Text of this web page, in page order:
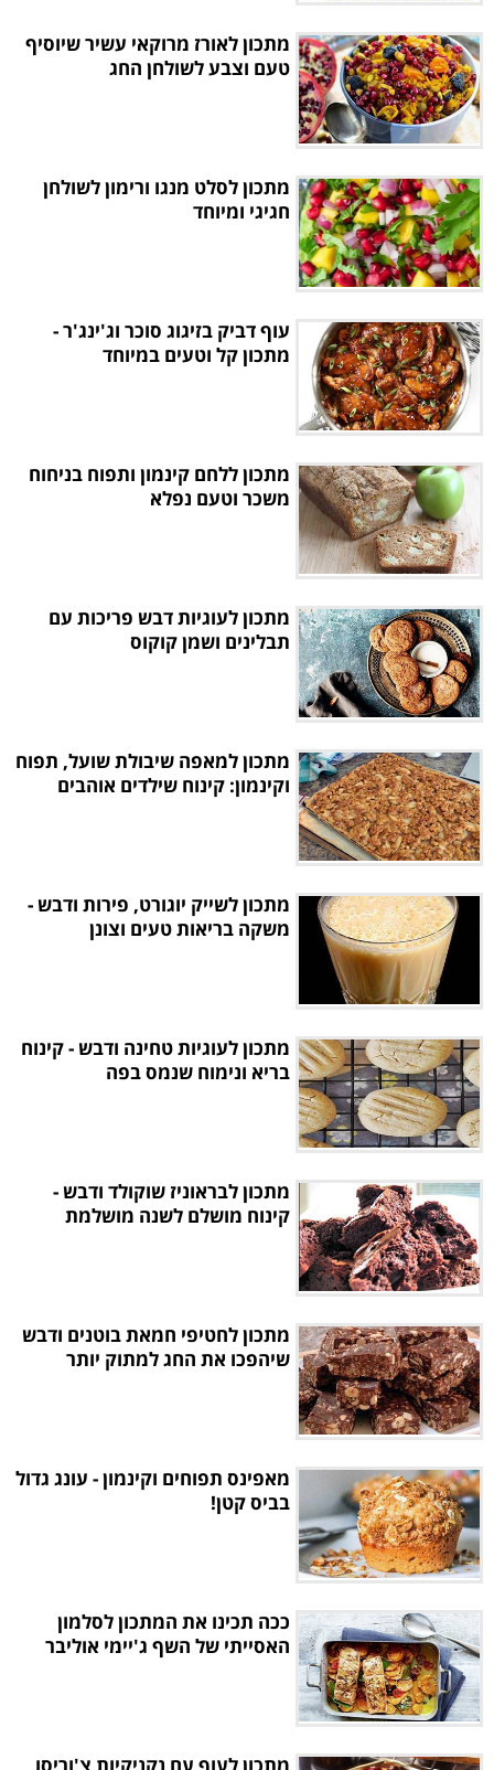
מתכון לאורז מרוקאי עשיר שיוסיף
טעם וצבע לשולחן החג
מתכון לסלט מנגו ורימון לשולחן
חגיגי ומיוחד
עוף דביק בזיגוג סוכר וג'ינג'ר -
מתכון קל וטעים במיוחד
מתכון ללחם קינמון ותפוח בניחוח
משכר וטעם נפלא
מתכון לעוגיות דבש פריכות עם
תבלינים ושמן קוקוס
מתכון למאפה שיבולת שועל, תפוח
וקינמון: קינוח שילדים אוהבים
מתכון לשייק יוגורט, פירות ודבש -
משקה בריאות טעים וצונן
מתכון לעוגיות טחינה ודבש - קינוח
בריא ונימוח שנמס בפה
מתכון לבראוניז שוקולד ודבש -
קינוח מושלם לשנה מושלמת
מתכון לחטיפי חמאת בוטנים ודבש
שיהפכו את החג למתוק יותר
מאפינס תפוחים וקינמון - עונג גדול
בביס קטן!
ככה תכינו את המתכון לסלמון
האסייתי של השף ג'יימי אוליבר